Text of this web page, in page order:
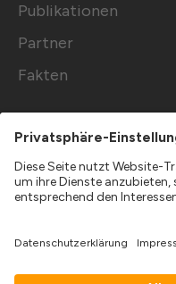
Publikationen
Partner
Fakten
Copyright 2026 ©
GmbH
Impressum
Datenschutz